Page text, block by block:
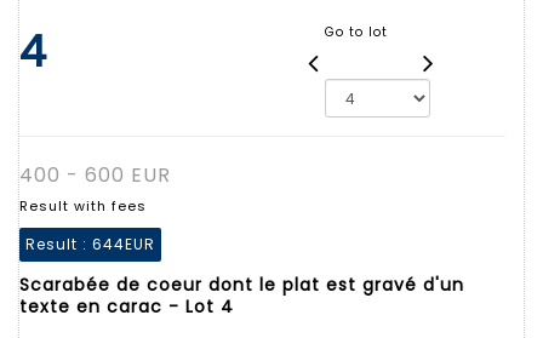
4 Go to lot
400 - 600 EUR
Result with fees
Result : 644EUR
Scarabée de coeur dont le plat est gravé d'un
texte en carac - Lot 4